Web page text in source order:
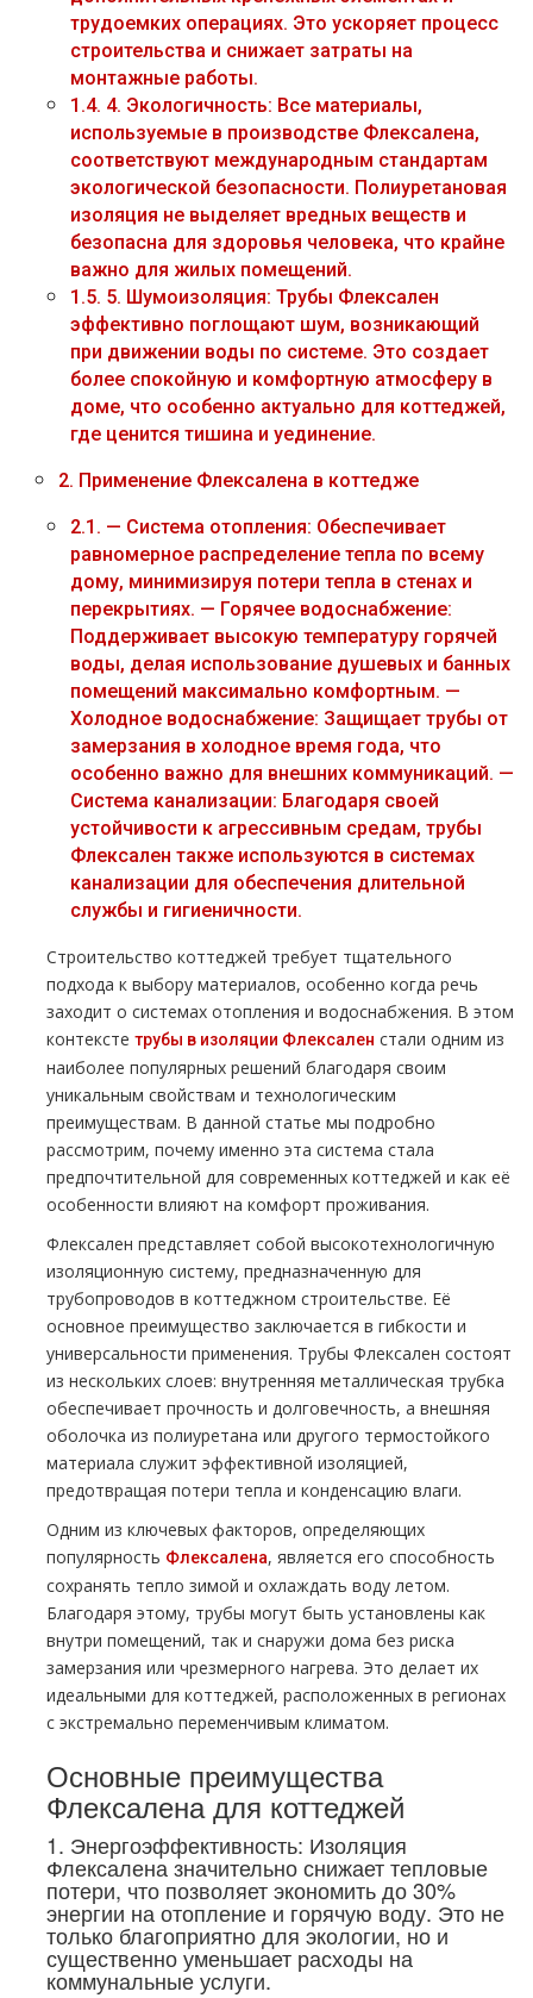
трудоемких операциях. Это ускоряет процесс
строительства и снижает затраты на
монтажные работы.
1.4. 4. Экологичность: Все материалы,
используемые в производстве Флексалена,
соответствуют международным стандартам
экологической безопасности. Полиуретановая
изоляция не выделяет вредных веществ и
безопасна для здоровья человека, что крайне
важно для жилых помещений.
1.5. 5. Шумоизоляция: Трубы Флексален
эффективно поглощают шум, возникающий
при движении воды по системе. Это создает
более спокойную и комфортную атмосферу в
доме, что особенно актуально для коттеджей,
где ценится тишина и уединение.
2. Применение Флексалена в коттедже
2.1. — Система отопления: Обеспечивает
равномерное распределение тепла по всему
дому, минимизируя потери тепла в стенах и
перекрытиях. — Горячее водоснабжение:
Поддерживает высокую температуру горячей
воды, делая использование душевых и банных
помещений максимально комфортным. —
Холодное водоснабжение: Защищает трубы от
замерзания в холодное время года, что
особенно важно для внешних коммуникаций. —
Система канализации: Благодаря своей
устойчивости к агрессивным средам, трубы
Флексален также используются в системах
канализации для обеспечения длительной
службы и гигиеничности.
Строительство коттеджей требует тщательного
подхода к выбору материалов, особенно когда речь
заходит о системах отопления и водоснабжения. В этом
контексте трубы в изоляции Флексален стали одним из
наиболее популярных решений благодаря своим
уникальным свойствам и технологическим
преимуществам. В данной статье мы подробно
рассмотрим, почему именно эта система стала
предпочтительной для современных коттеджей и как её
особенности влияют на комфорт проживания.
Флексален представляет собой высокотехнологичную
изоляционную систему, предназначенную для
трубопроводов в коттеджном строительстве. Её
основное преимущество заключается в гибкости и
универсальности применения. Трубы Флексален состоят
из нескольких слоев: внутренняя металлическая трубка
обеспечивает прочность и долговечность, а внешняя
оболочка из полиуретана или другого термостойкого
материала служит эффективной изоляцией,
предотвращая потери тепла и конденсацию влаги.
Одним из ключевых факторов, определяющих
популярность Флексалена, является его способность
сохранять тепло зимой и охлаждать воду летом.
Благодаря этому, трубы могут быть установлены как
внутри помещений, так и снаружи дома без риска
замерзания или чрезмерного нагрева. Это делает их
идеальными для коттеджей, расположенных в регионах
с экстремально переменчивым климатом.
Основные преимущества
Флексалена для коттеджей
1. Энергоэффективность: Изоляция
Флексалена значительно снижает тепловые
потери, что позволяет экономить до 30%
энергии на отопление и горячую воду. Это не
только благоприятно для экологии, но и
существенно уменьшает расходы на
коммунальные услуги.